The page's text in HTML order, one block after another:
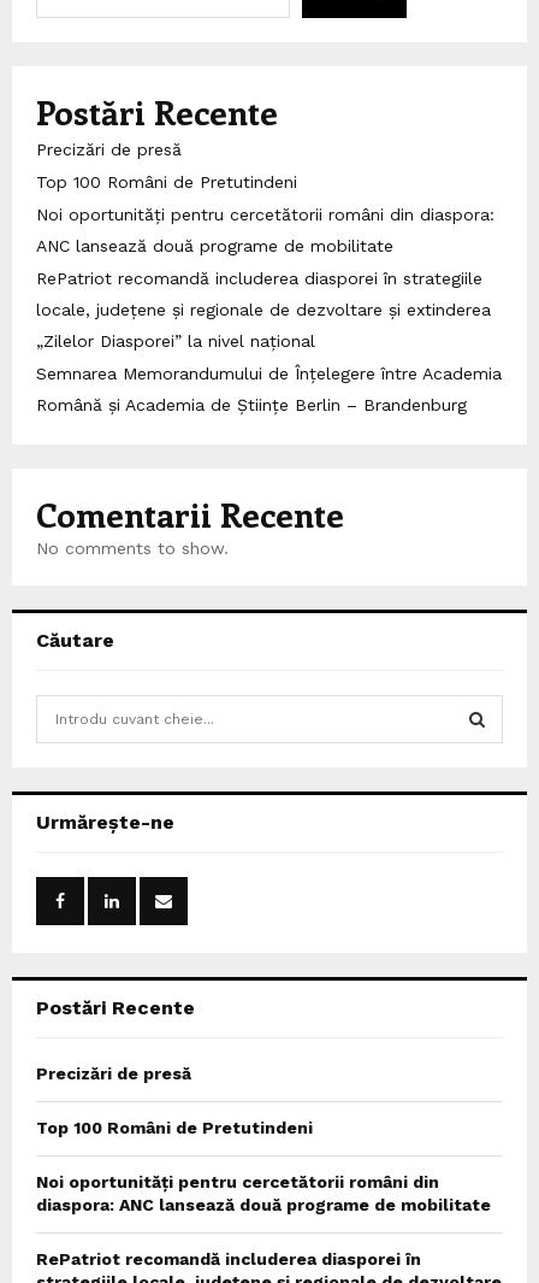
Postări Recente
Precizări de presă
Top 100 Români de Pretutindeni
Noi oportunități pentru cercetătorii români din diaspora:
ANC lansează două programe de mobilitate
RePatriot recomandă includerea diasporei în strategiile
locale, județene și regionale de dezvoltare și extinderea
„Zilelor Diasporei” la nivel național
Semnarea Memorandumului de Înțelegere între Academia
Română și Academia de Științe Berlin – Brandenburg
Comentarii Recente
No comments to show.
Căutare
h
Urmărește-ne
Postări Recente
Precizări de presă
Top 100 Români de Pretutindeni
Noi oportunități pentru cercetătorii români din
diaspora: ANC lansează două programe de mobilitate
RePatriot recomandă includerea diasporei în